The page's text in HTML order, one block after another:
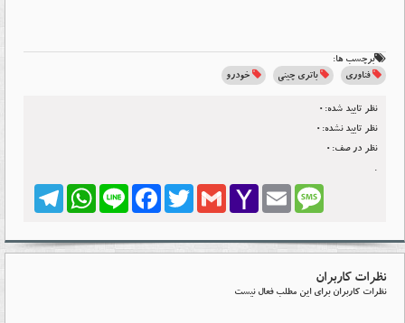
برچسب ها:
فناوری
باتری چینی خودرو
نظر تایید شده:0
نظر تایید نشده:0
نظر در صف:0
TelegramWhatsApp LineFacebook Twitter Gmail
Yahoo
Email Message
نظرات کاربران
نظرات کاربران برای این مطلب فعال نیست